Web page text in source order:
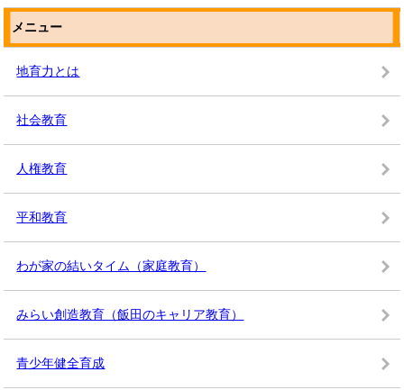
メニュー
地育力とは
社会教育
人権教育
平和教育
わが家の結いタイム（家庭教育）
みらい創造教育（飯田のキャリア教育）
青少年健全育成